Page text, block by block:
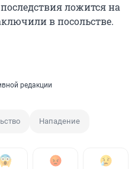
ложится на
в посольстве.
редакции
Нападение